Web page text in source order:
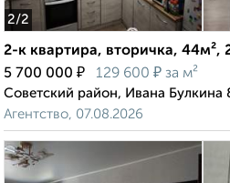
2/2
2-к квартира, вторичка, 44м²,
5 700 000 ₽ 129 600 ₽ за м²
Советский район, Ивана Булкина
Агентство, 07.08.2026